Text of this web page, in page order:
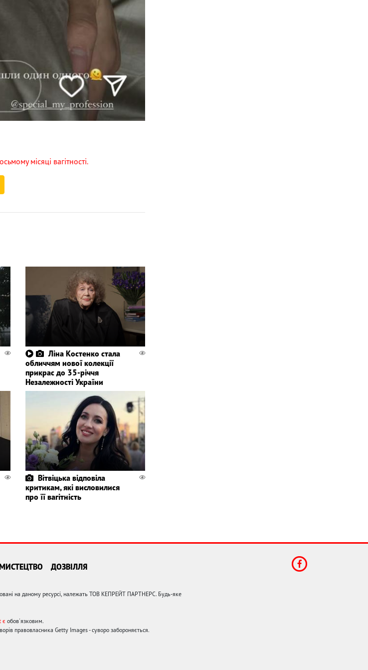
місяці вагітності.
Ліна Костенко стала
обличчям нової колекції
прикрас до 35-річчя
Незалежності України
Вітвіцька відповіла
критикам, які висловилися
про її вагітність
ДОЗВІЛЛЯ
на даному ресурсі, належать ТОВ КЕПРЕЙТ ПАРТНЕРС. Будь-яке
є обов'язковим.
правовласника Getty Images - суворо забороняється.